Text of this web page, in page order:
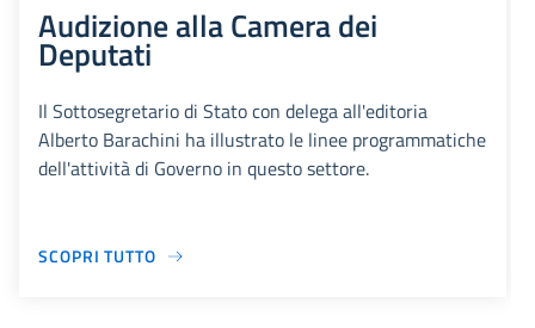
Audizione alla Camera dei
Deputati
Il Sottosegretario di Stato con delega all'editoria
Alberto Barachini ha illustrato le linee programmatiche
dell'attività di Governo in questo settore.
SCOPRI TUTTO